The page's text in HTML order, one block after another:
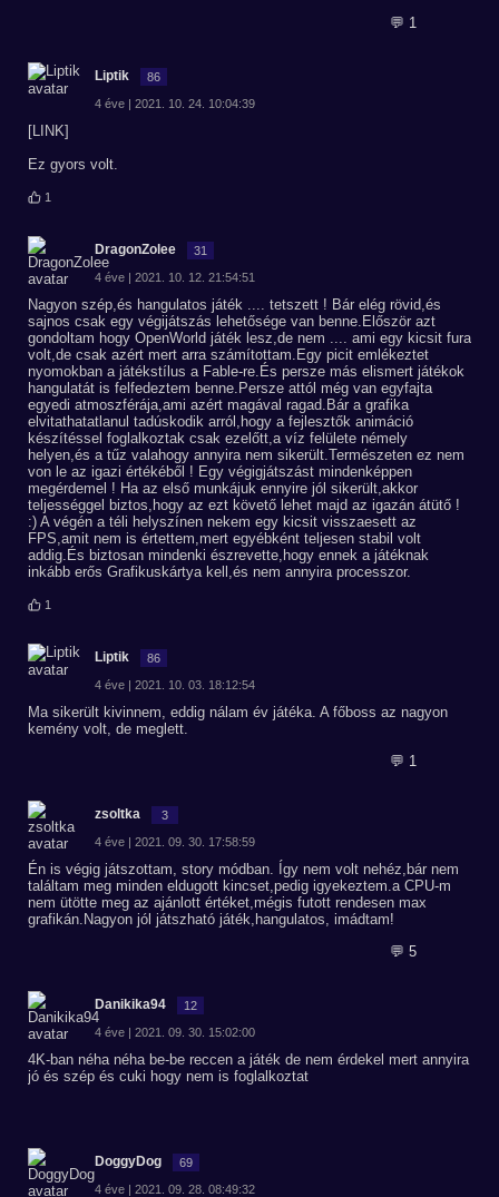
💬 1
Liptik 86
4 éve | 2021. 10. 24. 10:04:39
[LINK]
Ez gyors volt.
1
DragonZolee 31
4 éve | 2021. 10. 12. 21:54:51
Nagyon szép,és hangulatos játék .... tetszett ! Bár elég rövid,és
sajnos csak egy végijátszás lehetősége van benne.Először azt
gondoltam hogy OpenWorld játék lesz,de nem .... ami egy kicsit fura
volt,de csak azért mert arra számítottam.Egy picit emlékeztet
nyomokban a játékstílus a Fable-re.És persze más elismert játékok
hangulatát is felfedeztem benne.Persze attól még van egyfajta
egyedi atmoszférája,ami azért magával ragad.Bár a grafika
elvitathatatlanul tadúskodik arról,hogy a fejlesztők animáció
készítéssel foglalkoztak csak ezelőtt,a víz felülete némely
helyen,és a tűz valahogy annyira nem sikerült.Természeten ez nem
von le az igazi értékéből ! Egy végigjátszást mindenképpen
megérdemel ! Ha az első munkájuk ennyire jól sikerült,akkor
teljességgel biztos,hogy az ezt követő lehet majd az igazán átütő !
:) A végén a téli helyszínen nekem egy kicsit visszaesett az
FPS,amit nem is értettem,mert egyébként teljesen stabil volt
addig.És biztosan mindenki észrevette,hogy ennek a játéknak
inkább erős Grafikuskártya kell,és nem annyira processzor.
1
Liptik 86
4 éve | 2021. 10. 03. 18:12:54
Ma sikerült kivinnem, eddig nálam év játéka. A főboss az nagyon
kemény volt, de meglett.
💬 1
zsoltka 3
4 éve | 2021. 09. 30. 17:58:59
Én is végig játszottam, story módban. Így nem volt nehéz,bár nem
találtam meg minden eldugott kincset,pedig igyekeztem.a CPU-m
nem ütötte meg az ajánlott értéket,mégis futott rendesen max
grafikán.Nagyon jól játszható játék,hangulatos, imádtam!
💬 5
Danikika94 12
4 éve | 2021. 09. 30. 15:02:00
4K-ban néha néha be-be reccen a játék de nem érdekel mert annyira
jó és szép és cuki hogy nem is foglalkoztat
DoggyDog 69
4 éve | 2021. 09. 28. 08:49:32